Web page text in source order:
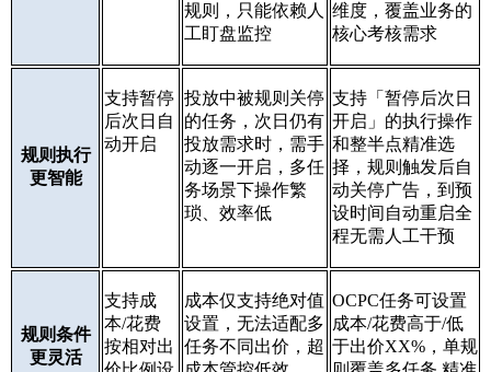
规则，只能依赖人
工盯盘监控
维度，覆盖业务的
核心考核需求
规则执行
更智能
支持暂停
后次日自
动开启
投放中被规则关停
的任务，次日仍有
投放需求时，需手
动逐一开启，多任
务场景下操作繁
琐、效率低
支持「暂停后次日
开启」的执行操作
和整半点精准选
择，规则触发后自
动关停广告，到预
设时间自动重启全
程无需人工干预
规则条件
更灵活
支持成
本/花费
按相对出
成本仅支持绝对值
设置，无法适配多
任务不同出价，超
OCPC任务可设置
成本/花费高于/低
于出价XX%，单规